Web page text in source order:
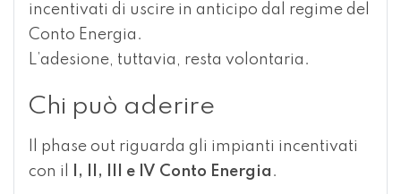
incentivati di uscire in anticipo dal regime del
Conto Energia.
L’adesione, tuttavia, resta volontaria.
Chi può aderire
Il phase out riguarda gli impianti incentivati
con il
I, II, III e IV Conto Energia .